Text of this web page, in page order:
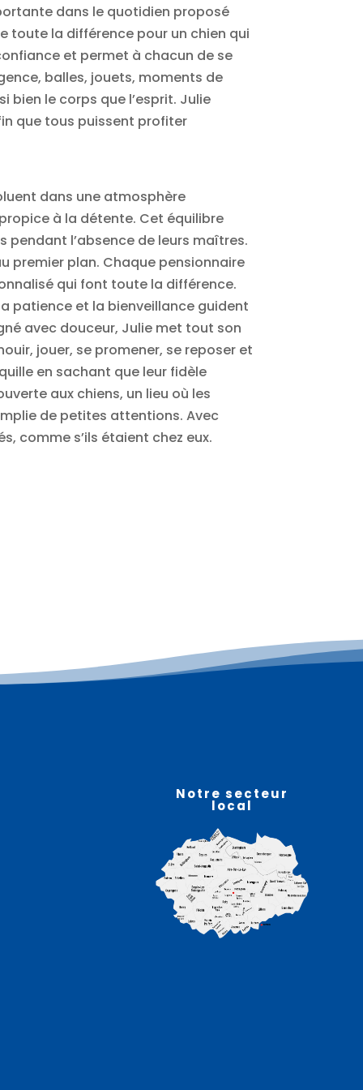
dans le quotidien proposé
toute la différence pour un chien qui
et permet à chacun de se
balles, jouets, moments de
bien le corps que l’esprit. Julie
que tous puissent profiter
dans une atmosphère
à la détente. Cet équilibre
l’absence de leurs maîtres.
premier plan. Chaque pensionnaire
qui font toute la différence.
patience et la bienveillance guident
avec douceur, Julie met tout son
jouer, se promener, se reposer et
en sachant que leur fidèle
aux chiens, un lieu où les
de petites attentions. Avec
comme s’ils étaient chez eux.
Notre secteur
local